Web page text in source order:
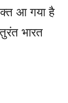
आ गया है
भारत